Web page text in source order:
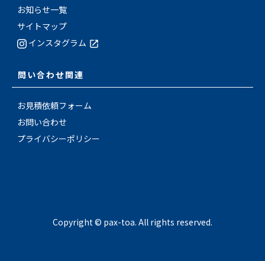
お知らせ一覧
サイトマップ
インスタグラム
問い合わせ関連
お見積依頼フォーム
お問い合わせ
プライバシーポリシー
Copyright © pax-toa. All rights reserved.